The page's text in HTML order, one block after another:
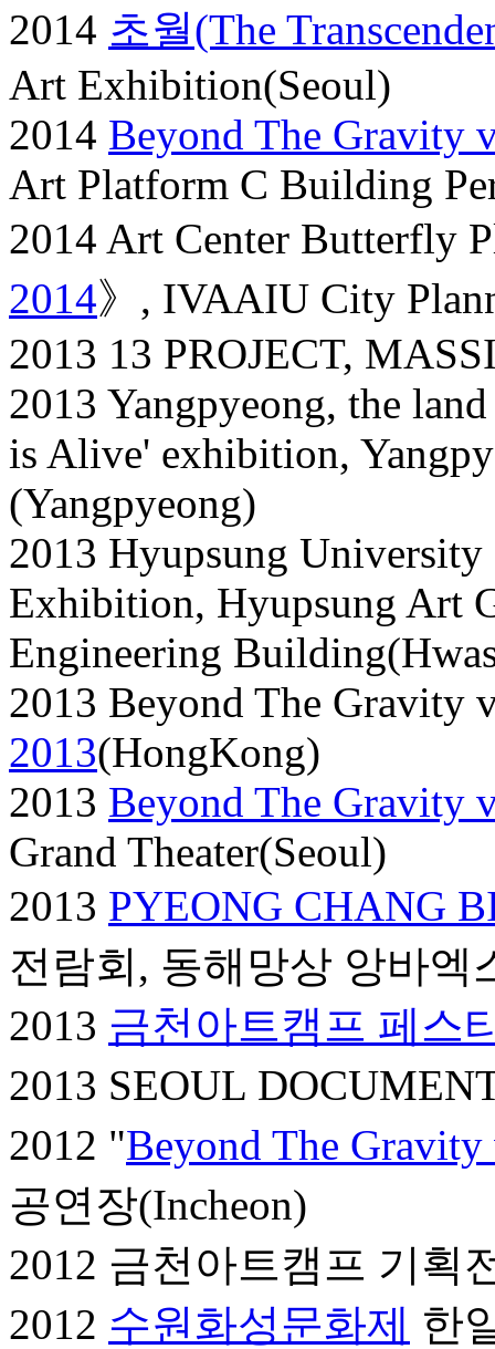
2014 초월(The
Art Exhibition(Seoul)
2014 Beyond The Gravity
Art Platform C Building
2014 Art Center Butterfly
2014》, IVAAIU City
2013 13 PROJECT,
2013 Yangpyeong, the
is Alive' exhibition,
(Yangpyeong)
2013 Hyupsung
Exhibition, Hyupsung Art
Engineering
2013 Beyond The Gravity
2013(HongKong)
2013 Beyond The Gravity
Grand Theater(Seoul)
2013 PYEONG CHANG
전람회, 동해망상 앙바엑
2013 금천아트캠프 페스
2013 SEOUL
2012 "Beyond The
공연장(Incheon)
2012 금천아트캠프 기획
2012 수원화성문화제 한